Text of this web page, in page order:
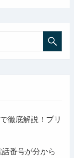
徹底解説！プリ
番号が分から